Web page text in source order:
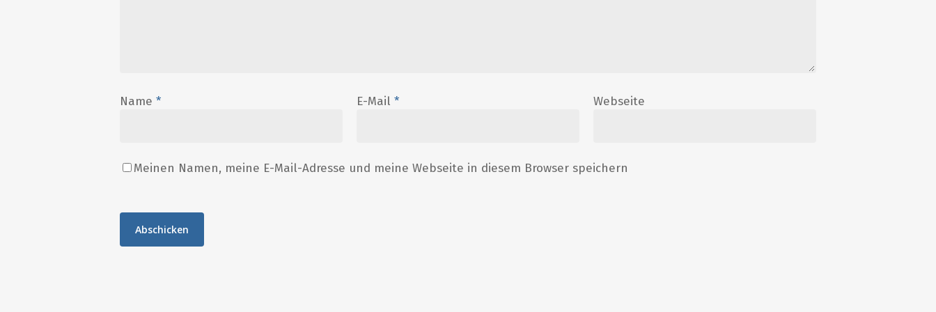
Name * E-Mail * Webseite
Meinen Namen, meine E-Mail-Adresse und meine Webseite in diesem Browser speichern